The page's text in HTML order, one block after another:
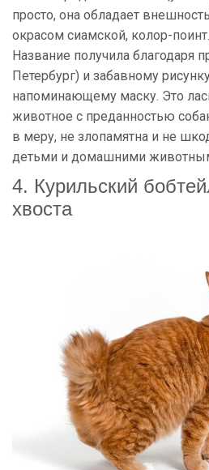
просто, она обладает
окрасом сиамской, колор-поинт.
Название получила благодаря
Петербург) и забавному
напоминающему маску. Это
животное с преданностью
в меру, не злопамятна и не
детьми и домашними
4. Курильский
хвоста